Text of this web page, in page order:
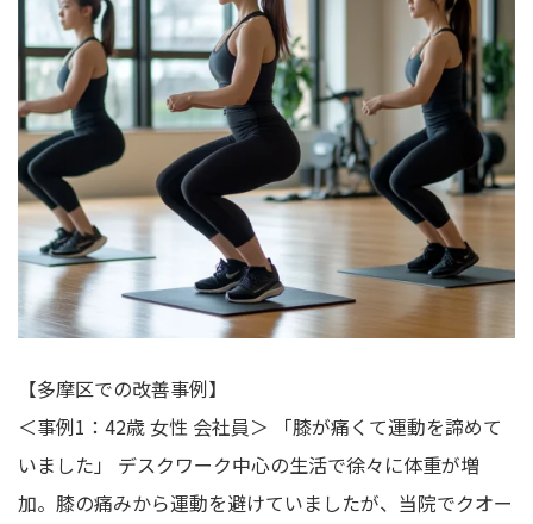
【多摩区での改善事例】
＜事例1：42歳 女性 会社員＞ 「膝が痛くて運動を諦めて
いました」 デスクワーク中心の生活で徐々に体重が増
加。膝の痛みから運動を避けていましたが、当院でクオー